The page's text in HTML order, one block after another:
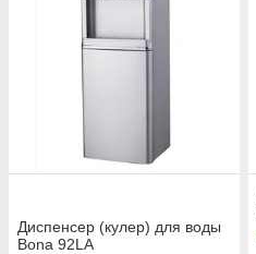
Диспенсер (кулер) для воды
Bona 92LA